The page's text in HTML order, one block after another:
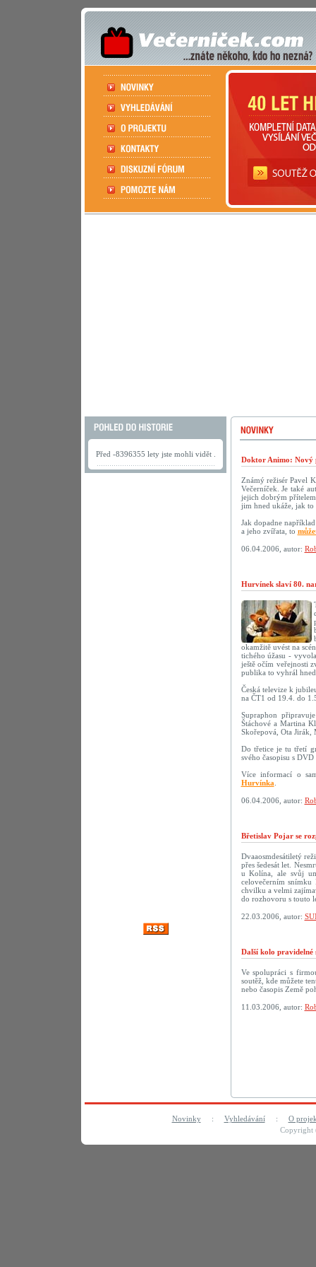
Před -8396355 lety jste mohli vidět .
Doktor Animo: Nový
Známý režisér Pavel
Večerníček. Je také
jejich dobrým
jim hned ukáže, jak to
Jak dopadne
a jeho zvířata, to
06.04.2006, autor:
Hurvínek slaví 80.
okamžitě uvést na
tichého úžasu -
ještě očím veřejnosti
publika to vyhrál
Česká televize k
na ČT1 od 19.4. do
Supraphon
Štáchové a Martina
Skořepová, Ota Jirák,
Do třetice je tu třetí
svého časopisu s
Více informací o
Hurvínka
06.04.2006, autor:
Břetislav Pojar se
Dvaaosmdesátiletý
přes šedesát let.
u Kolína, ale svůj
celovečerním
chvilku a velmi
do rozhovoru s touto
22.03.2006, autor:
Další kolo pravidelné
Ve spolupráci s
soutěž, kde můžete
nebo časopis Země
11.03.2006, autor:
Novinky: Vyhledávání: O
Copyright